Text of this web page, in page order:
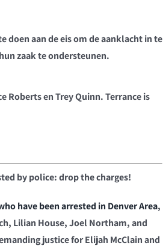
doen aan de eis om de aanklacht in te
zaak te ondersteunen.
Roberts en Trey Quinn. Terrance is
by police: drop the charges!
have been arrested in Denver Area,
Lilian House, Joel Northam, and
justice for Elijah McClain and